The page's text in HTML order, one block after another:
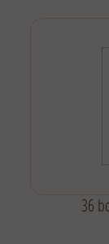
36